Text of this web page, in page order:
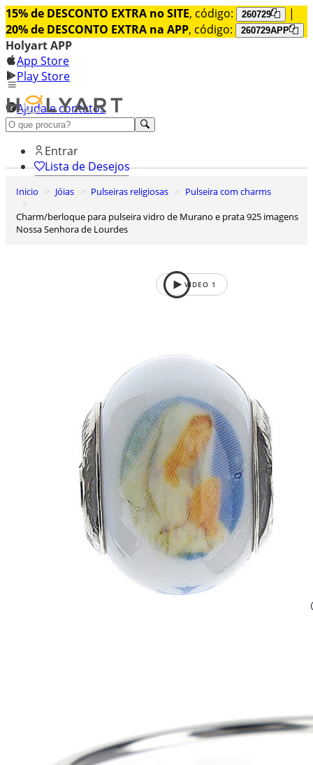
15% de DESCONTO EXTRA no SITE, código: 260729
|
20% de DESCONTO EXTRA na APP, código: 260729APP
Holyart APP
App Store
Play Store
Ajuda e contatos
Conheça premium
Entrar
Lista de Desejos
0
Inicio Jóias Pulseiras religiosas
Pulseira com charms
Charm/berloque para pulseira vidro de Murano e prata 925 imagens
Nossa Senhora de Lourdes
VIDEO 1